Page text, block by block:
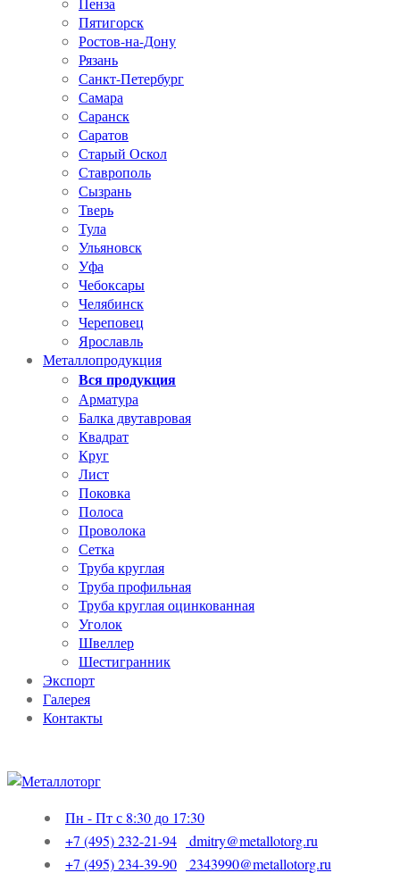
Пятигорск
Ростов-на-Дону
Рязань
Санкт-Петербург
Самара
Саранск
Саратов
Старый Оскол
Ставрополь
Сызрань
Тверь
Тула
Ульяновск
Уфа
Чебоксары
Челябинск
Череповец
Ярославль
Металлопродукция
Вся продукция
Арматура
Балка двутавровая
Квадрат
Круг
Лист
Поковка
Полоса
Проволока
Сетка
Труба круглая
Труба профильная
Труба круглая оцинкованная
Уголок
Швеллер
Шестигранник
Экспорт
Галерея
Контакты
Пн - Пт с 8:30 до 17:30
+7 (495) 232-21-94
dmitry@metallotorg.ru
+7 (495) 234-39-90
2343990@metallotorg.ru